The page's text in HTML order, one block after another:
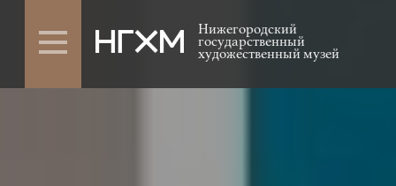
Нижегородский
государственный
художественный музей